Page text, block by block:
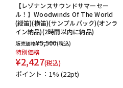
【レゾナンスサウンドサマーセー
ル！】Woodwinds Of The World
(縦笛)(横笛)(サンプルパック)(オンラ
イン納品)(2時間以内に納品)
販売価格¥5,500(税込)
特別価格
¥2,427(税込)
ポイント：1%(22pt)